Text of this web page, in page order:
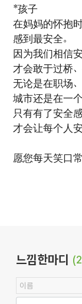
*孩子
在妈妈的怀抱时
感到最安全。
因为我们相信安
才会敢于过桥、
无论是在职场、
城市还是在一个
只有有了安全感
才会让每个人
愿您每天笑口
느낌한마디